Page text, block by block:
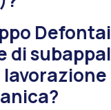
di
lavorazione